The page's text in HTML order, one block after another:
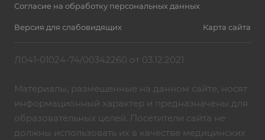
Согласие на обработку персональных данных
Версия для слабовидящих Карта сайта
Л041-01024-74/00342260 от 03.12.2021
Материалы, размещенные на данном сайте, носят
информационный характер и предназначены для
образовательных целей. Посетители сайта не
должны использовать их в качестве медицинских